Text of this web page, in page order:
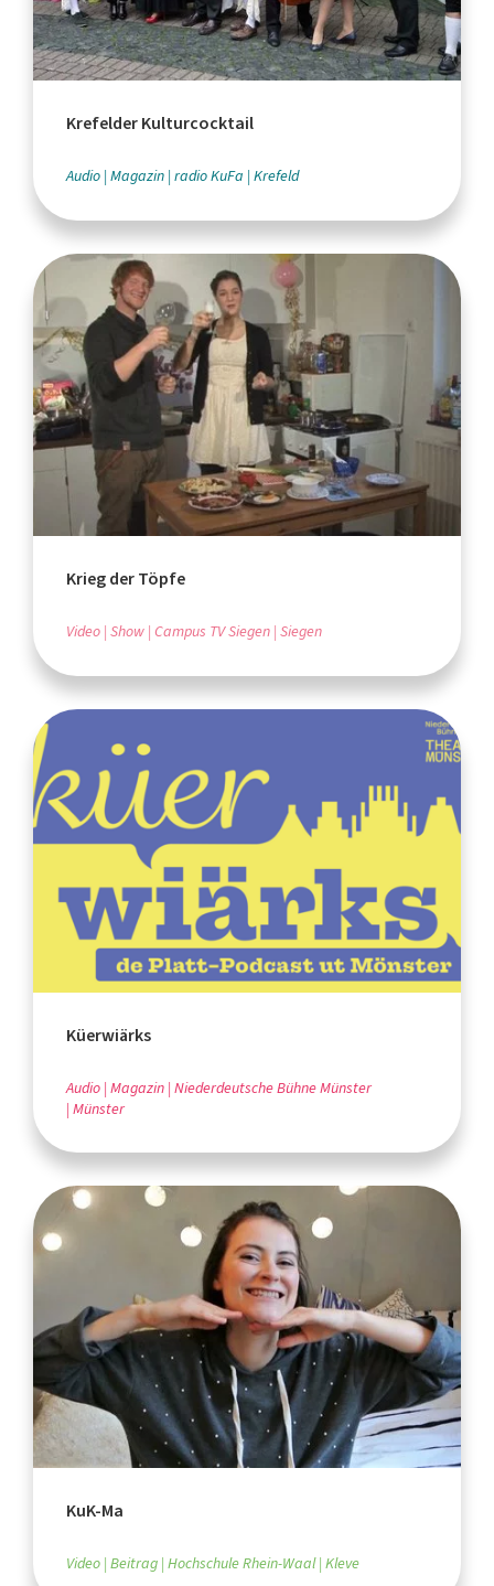
Krefelder Kulturcocktail
Audio Magazin radio KuFa Krefeld
Krieg der Töpfe
Video Show Campus TV Siegen Siegen
Küerwiärks
Audio Magazin Niederdeutsche Bühne Münster
Münster
KuK-Ma
Video Beitrag Hochschule Rhein-Waal Kleve